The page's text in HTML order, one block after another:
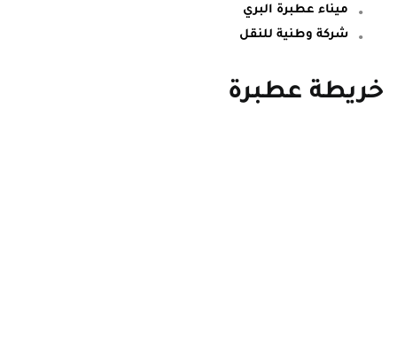
ميناء عطبرة البري
شركة وطنية للنقل
خريطة عطبرة